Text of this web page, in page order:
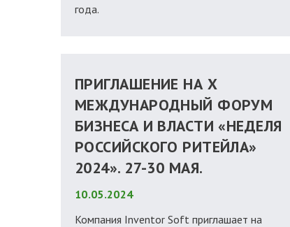
года.
ПРИГЛАШЕНИЕ НА X
МЕЖДУНАРОДНЫЙ ФОРУМ
БИЗНЕСА И ВЛАСТИ «НЕДЕЛЯ
РОССИЙСКОГО РИТЕЙЛА»
2024». 27-30 МАЯ.
10.05.2024
Компания Inventor Soft приглашает на